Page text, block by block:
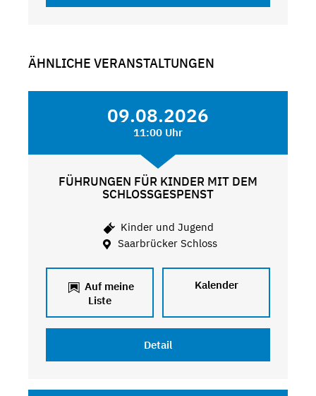
ÄHNLICHE VERANSTALTUNGEN
09.08.2026
11:00 Uhr
FÜHRUNGEN FÜR KINDER MIT DEM
SCHLOSSGESPENST
Kinder und Jugend
Saarbrücker Schloss
Auf meine
Liste
Kalender
Detail